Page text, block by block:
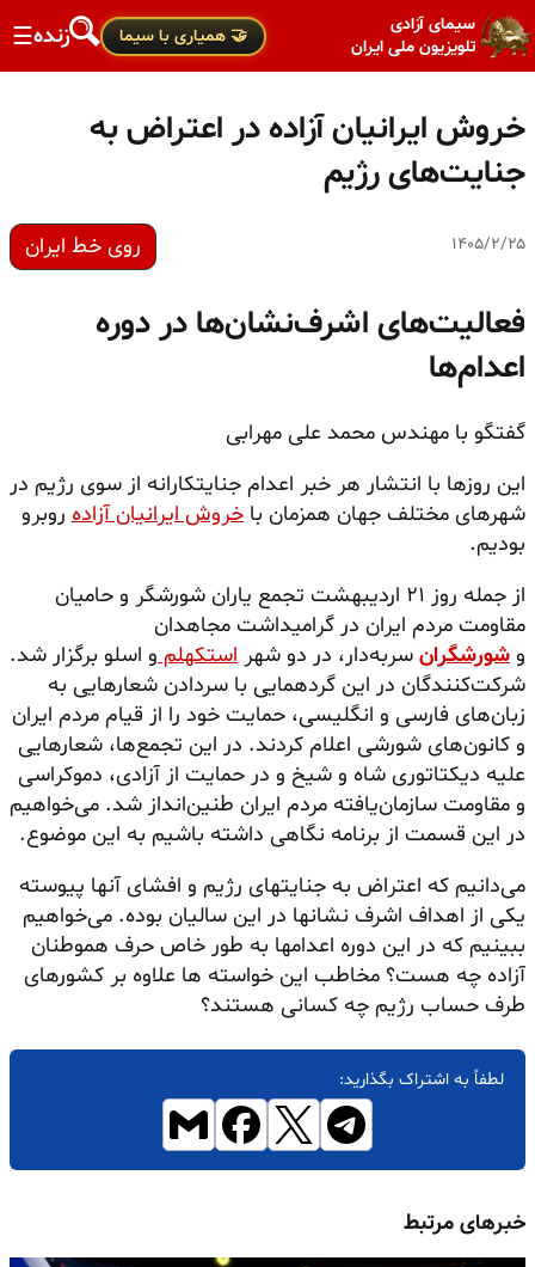
سیمای آزادی
تلویزیون ملی ایران
🤝 همیاری با سیما زنده☰
خروش ایرانیان آزاده در اعتراض به
جنایت‌های رژیم
۱۴۰۵/۲/۲۵ روی خط ایران
فعالیت‌های اشرف‌نشان‌ها در دوره
اعدام‌ها
گفتگو با مهندس محمد علی مهرابی
این روزها با انتشار هر خبر اعدام جنایتکارانه از سوی رژیم در
شهرهای مختلف جهان همزمان با خروش ایرانیان آزاده روبرو
بودیم.
از جمله روز ۲۱ اردیبهشت تجمع یاران شورشگر و حامیان
مقاومت مردم ایران در گرامیداشت مجاهدان
و شورشگران سربه‌دار، در دو شهر استکهلمو اسلو برگزار شد.
شرکت‌کنندگان در این گردهمایی با سردادن شعارهایی به
زبان‌های فارسی و انگلیسی، حمایت خود را از قیام مردم ایران
و کانون‌های شورشی اعلام کردند. در این تجمع‌ها، شعارهایی
علیه دیکتاتوری شاه و شیخ و در حمایت از آزادی، دموکراسی
و مقاومت سازمان‌یافته مردم ایران طنین‌انداز شد. می‌خواهیم
در این قسمت از برنامه نگاهی داشته باشیم به این موضوع.
می‌دانیم که اعتراض به جنایتهای رژیم و افشای آنها پیوسته
یکی از اهداف اشرف نشانها در این سالیان بوده. می‌خواهیم
ببینیم که در این دوره اعدامها به طور خاص حرف هموطنان
آزاده چه هست؟ مخاطب این خواسته ها علاوه بر کشورهای
طرف حساب رژیم چه کسانی هستند؟
لطفاً به اشتراک بگذارید:
خبرهای مرتبط